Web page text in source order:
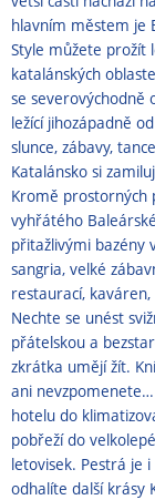
hlavním městem je
Style můžete prožít
katalánských
se severovýchodně
ležící jihozápadně
slunce, zábavy,
Katalánsko si
Kromě prostorných
vyhřátého
přitažlivými bazény
sangria, vel­ké
restaurací,
Nechte se unést
přátelskou a
zkrátka umě­jí žít.
ani nevzpomenete…
hotelu do
pobřeží do
letovisek. Pestrá je
odhalíte další krásy